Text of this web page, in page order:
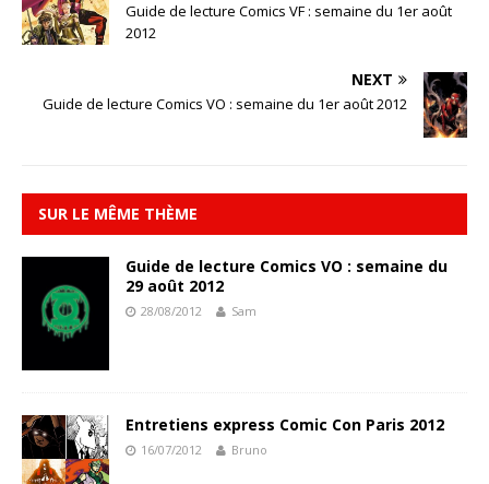
Guide de lecture Comics VF : semaine du 1er août
2012
NEXT
Guide de lecture Comics VO : semaine du 1er août 2012
SUR LE MÊME THÈME
Guide de lecture Comics VO : semaine du
29 août 2012
28/08/2012 Sam
Entretiens express Comic Con Paris 2012
16/07/2012 Bruno